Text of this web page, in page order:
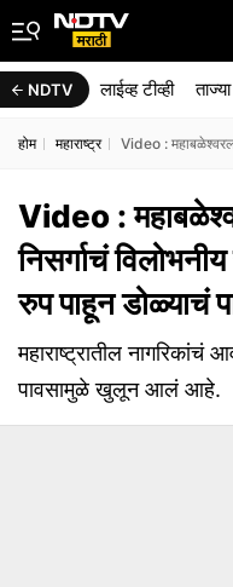
NDTV लाईव्ह टीव्ही ताज्या
होम महाराष्ट्र Video :
Video :
निसर्गाचं
रुप पाहून डोळ्याचं
महाराष्ट्रातील
पावसामुळे खुलून आलं आहे.